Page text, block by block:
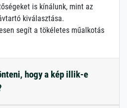
is kínálunk, mint az
kiválasztása.
segít a tökéletes műalkotás
hogy a kép illik-e